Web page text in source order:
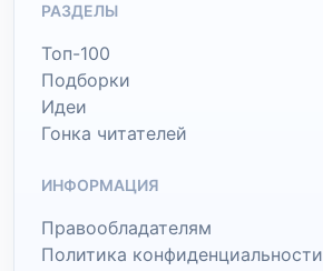
РАЗДЕЛЫ
Топ-100
Подборки
Идеи
Гонка читателей
ИНФОРМАЦИЯ
Правообладателям
Политика конфиденциальности